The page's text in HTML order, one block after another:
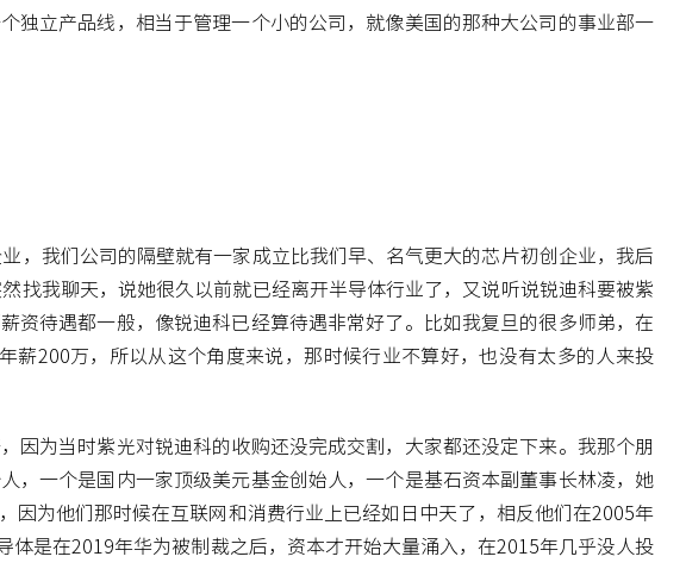
独立产品线，相当于管理一个小的公司，就像美国的那种大公司的事业部一
，我们公司的隔壁就有一家成立比我们早、名气更大的芯片初创企业，我后
找我聊天，说她很久以前就已经离开半导体行业了，又说听说锐迪科要被紫
资待遇都一般，像锐迪科已经算待遇非常好了。比如我复旦的很多师弟，在
200万，所以从这个角度来说，那时候行业不算好，也没有太多的人来投
因为当时紫光对锐迪科的收购还没完成交割，大家都还没定下来。我那个朋
，一个是国内一家顶级美元基金创始人，一个是基石资本副董事长林凌，她
为他们那时候在互联网和消费行业上已经如日中天了，相反他们在2005年
是在2019年华为被制裁之后，资本才开始大量涌入，在2015年几乎没人投